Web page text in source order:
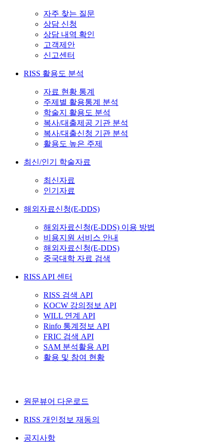
자주 찾는 질문
상담 신청
상담 내역 확인
고객제안
신고센터
RISS 활용도 분석
자료 현황 통계
주제별 활용통계 분석
학술지 활용도 분석
복사/대출제공 기관 분석
복사/대출신청 기관 분석
활용도 높은 주제
최신/인기 학술자료
최신자료
인기자료
해외자료신청(E-DDS)
해외자료신청(E-DDS) 이용 방법
비용지원 서비스 안내
해외자료신청(E-DDS)
중국대학 자료 검색
RISS API 센터
RISS 검색 API
KOCW 강의정보 API
WILL 연계 API
Rinfo 통계정보 API
FRIC 검색 API
SAM 분석활용 API
활용 및 참여 현황
원문뷰어 다운로드
RISS 개인정보 재동의
공지사항